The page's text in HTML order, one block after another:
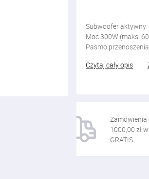
Subwoofer aktywny
Moc 300W (maks.
Pasmo
Czytaj cały opis
Zamówienia
1000,00 zł
GRATIS